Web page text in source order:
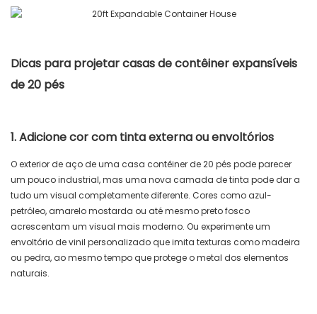
Dicas para projetar casas de contêiner expansíveis
de 20 pés
1. Adicione cor com tinta externa ou envoltórios
O exterior de aço de uma casa contêiner de 20 pés pode parecer
um pouco industrial, mas uma nova camada de tinta pode dar a
tudo um visual completamente diferente. Cores como azul-
petróleo, amarelo mostarda ou até mesmo preto fosco
acrescentam um visual mais moderno. Ou experimente um
envoltório de vinil personalizado que imita texturas como madeira
ou pedra, ao mesmo tempo que protege o metal dos elementos
naturais.